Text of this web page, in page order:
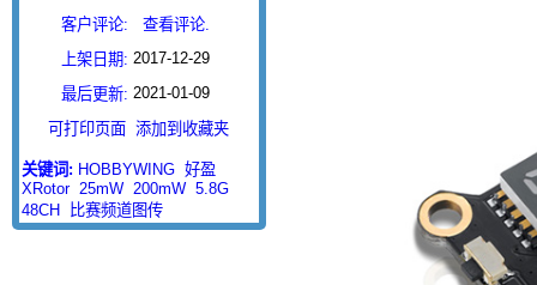
客户评论:
查看评论.
上架日期: 2017-12-29
最后更新: 2021-01-09
可打印页面
添加到收藏夹
关键词: HOBBYWING 好盈
XRotor 25mW 200mW 5.8G
48CH
比赛频道图传